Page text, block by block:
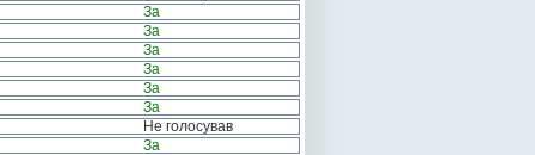
За
За
За
За
За
За
Не голосував
За